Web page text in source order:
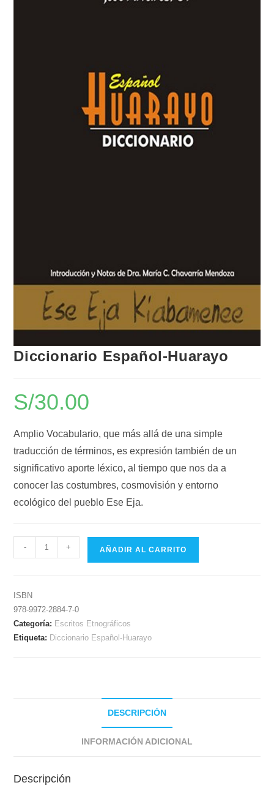
Diccionario Español-Huarayo
S/30.00
Amplio Vocabulario, que más allá de una simple
traducción de términos, es expresión también de un
significativo aporte léxico, al tiempo que nos da a
conocer las costumbres, cosmovisión y entorno
ecológico del pueblo Ese Eja.
- + AÑADIR AL CARRITO
ISBN
978-9972-2884-7-0
Categoría: Escritos Etnográficos
Etiqueta: Diccionario Español-Huarayo
DESCRIPCIÓN
INFORMACIÓN ADICIONAL
Descripción